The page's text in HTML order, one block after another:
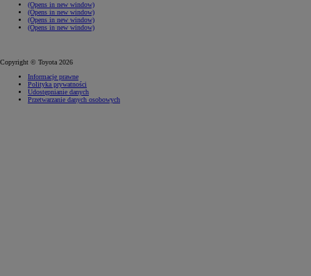
(Opens in new window)
(Opens in new window)
(Opens in new window)
(Opens in new window)
Copyright © Toyota 2026
Informacje prawne
Polityka prywatności
Udostępnianie danych
Przetwarzanie danych osobowych